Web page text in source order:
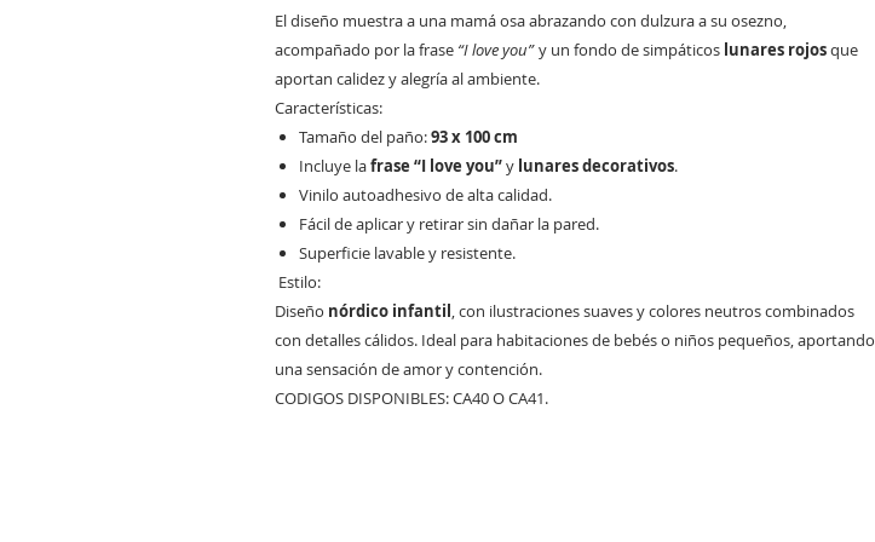
El diseño muestra a una mamá osa abrazando con dulzura a su osezno,
acompañado por la frase “I love you” y un fondo de simpáticos lunares rojosque
aportan calidez y alegría al ambiente.
Características:
Tamaño del paño:93 x 100 cm
Incluye lafrase “I love you”y lunares decorativos.
Vinilo autoadhesivo de alta calidad.
Fácil de aplicar y retirar sin dañar la pared.
Superficie lavable y resistente.
Estilo:
Diseño nórdico infantil, con ilustraciones suaves y colores neutros combinados
con detalles cálidos. Ideal para habitaciones de bebés o niños pequeños, aportando
una sensación de amor y contención.
CODIGOS DISPONIBLES: CA40 O CA41.